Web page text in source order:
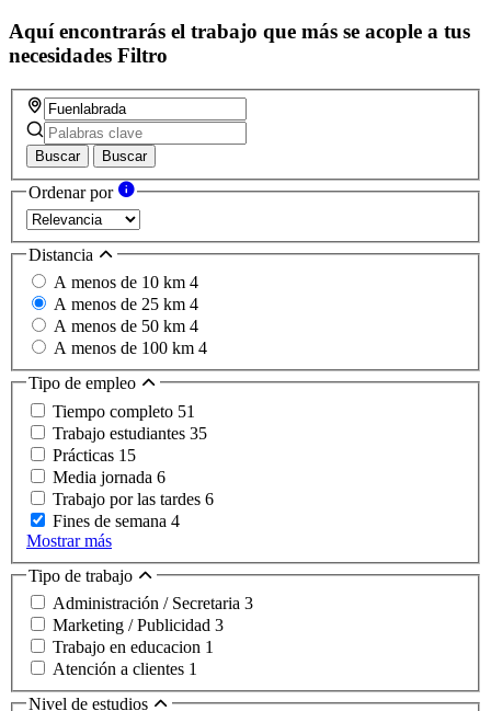
Aquí encontrarás el trabajo que más se acople a tus
necesidades Filtro
Buscar Buscar
Ordenar por
Distancia
A menos de 10 km 4
A menos de 25 km 4
A menos de 50 km 4
A menos de 100 km 4
Tipo de empleo
Tiempo completo 51
Trabajo estudiantes 35
Prácticas 15
Media jornada 6
Trabajo por las tardes 6
Fines de semana 4
Mostrar más
Tipo de trabajo
Administración / Secretaria 3
Marketing / Publicidad 3
Trabajo en educacion 1
Atención a clientes 1
Nivel de estudios